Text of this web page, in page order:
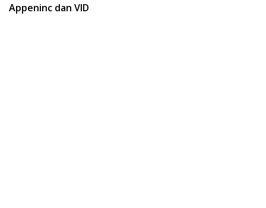
Appeninc dan VID